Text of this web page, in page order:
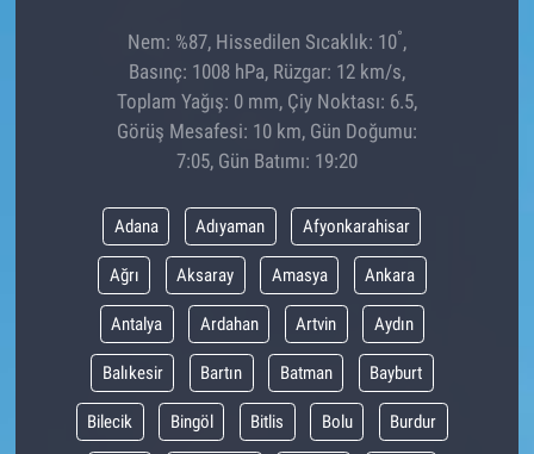
Nem: %87, Hissedilen Sıcaklık: 10°,
Basınç: 1008 hPa, Rüzgar: 12 km/s,
Toplam Yağış: 0 mm, Çiy Noktası: 6.5,
Görüş Mesafesi: 10 km, Gün Doğumu:
7:05, Gün Batımı: 19:20
Adana Adıyaman Afyonkarahisar
Ağrı Aksaray Amasya Ankara
Antalya Ardahan Artvin Aydın
Balıkesir Bartın Batman Bayburt
Bilecik Bingöl Bitlis Bolu Burdur